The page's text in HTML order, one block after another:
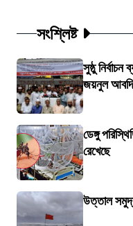
সংশ্লিষ্ট
সুষ্ঠু
জয়নুল
ডেঙ্গু
রেখেছে
উত্তাল